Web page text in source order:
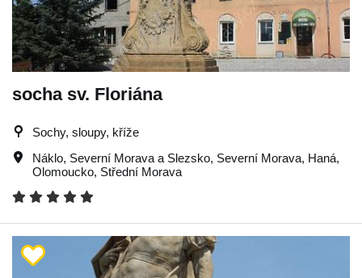
socha sv. Floriána
Sochy, sloupy, kříže
Náklo, Severní Morava a Slezsko, Severní Morava, Haná,
Olomoucko, Střední Morava